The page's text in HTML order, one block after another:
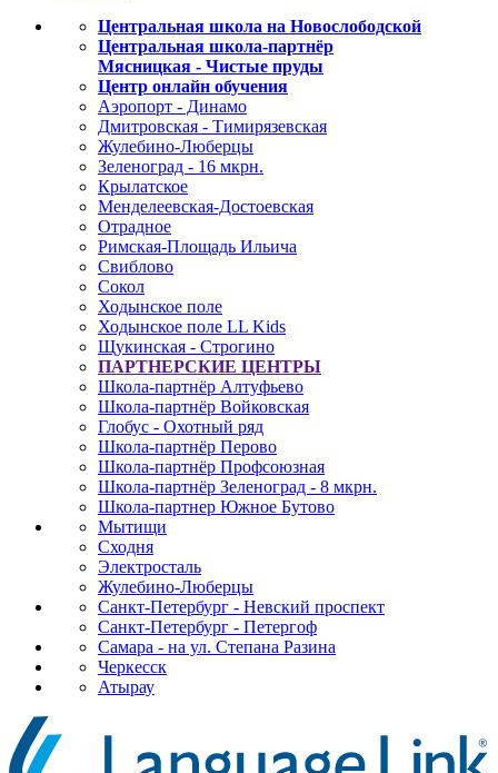
Центральная школа на Новослободской
Центральная школа-партнёр
Мясницкая - Чистые пруды
Центр онлайн обучения
Аэропорт - Динамо
Дмитровская - Тимирязевская
Жулебино-Люберцы
Зеленоград - 16 мкрн.
Крылатское
Менделеевская-Достоевская
Отрадное
Римская-Площадь Ильича
Свиблово
Сокол
Ходынское поле
Ходынское поле LL Kids
Щукинская - Строгино
ПАРТНЕРСКИЕ ЦЕНТРЫ
Школа-партнёр Алтуфьево
Школа-партнёр Войковская
Глобус - Охотный ряд
Школа-партнёр Перово
Школа-партнёр Профсоюзная
Школа-партнёр Зеленоград - 8 мкрн.
Школа-партнер Южное Бутово
Мытищи
Сходня
Электросталь
Жулебино-Люберцы
Санкт-Петербург - Невский проспект
Санкт-Петербург - Петергоф
Самара - на ул. Степана Разина
Черкесск
Атырау